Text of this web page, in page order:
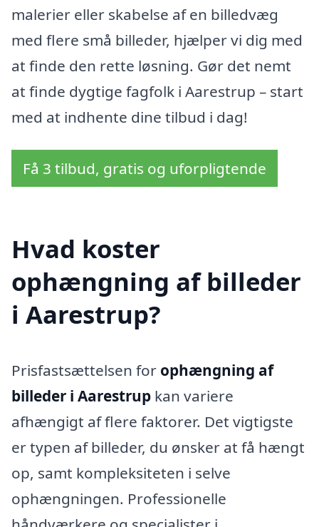
malerier eller skabelse af en billedvæg
med flere små billeder, hjælper vi dig med
at finde den rette løsning. Gør det nemt
at finde dygtige fagfolk i Aarestrup – start
med at indhente dine tilbud i dag!
Få 3 tilbud, gratis og uforpligtende
Hvad koster
ophængning af billeder
i Aarestrup?
Prisfastsættelsen for ophængning af
billeder i Aarestrup kan variere
afhængigt af flere faktorer. Det vigtigste
er typen af billeder, du ønsker at få hængt
op, samt kompleksiteten i selve
ophængningen. Professionelle